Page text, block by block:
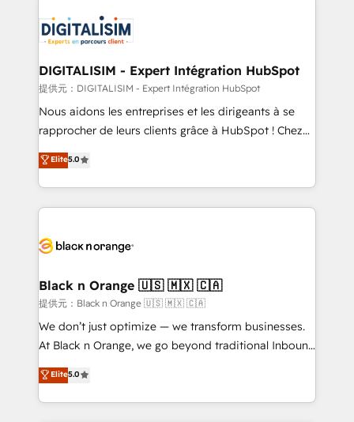
team of 25+ experts Contact us today to help you
get more from your investment in HubSpot.
Implementation partner, we provide expertise to
drive your business forward. Since 2015 we are fully
dedicated to HubSpot and with an experienced
team (50+), we work with reputable companies in
B2B sectors such as manufacturing, SaaS and
business services. We prepare a customized
impact of your digital transformation, including a
detailed financial rationale with a focus on ROI and
embark on a transformational journey that sets your
business up for long-term success. Unlock your
business. If not now, when?
DIGITALISIM - Expert Intégration HubSpot
提供元：DIGITALISIM - Expert Intégration HubSpot
Nous aidons les entreprises et les dirigeants à se
rapprocher de leurs clients grâce à HubSpot ! Chez
DIGITALISIM, nous avons l'intime conviction que la
réussite des entreprises passe par l’innovation web,
le marketing digital, et la relation client ! C'est
pourquoi, nos experts sont à la fois capables de
référencement, votre stratégie digitale et le pilotage
projet HubSpot avec DIGITALISIM : 🧽 Nettoyage,
migration et intégration des bases de données. 🚀
Développement des interfaces avec vos logiciels
métiers ⚙️ Configuration de la plateforme HubSpot
Book Process & Guidelines utilisateurs 🎓
Formations des utilisateurs
Elite5.0
Black n Orange 🇺🇸 🇲🇽 🇨🇦
提供元：Black n Orange 🇺🇸 🇲🇽 🇨🇦
We don’t just optimize — we transform businesses.
At Black n Orange, we go beyond traditional Inbound
Marketing with our exclusive methodologies:
BOOMS and BOOST. Together, they form a powerful
combination that has driven success for over 800
Elite5.0